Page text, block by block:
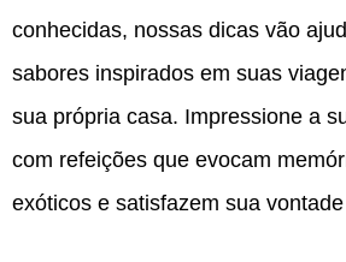
conhecidas, nossas dicas vão
sabores inspirados em suas
sua própria casa. Impressione a
com refeições que evocam
exóticos e satisfazem sua